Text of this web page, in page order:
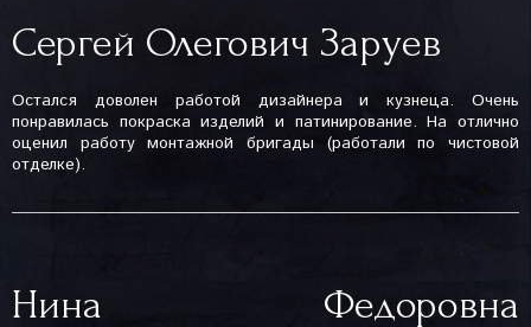
Сергей Олегович Заруев
Остался доволен работой дизайнера и кузнеца. Очень
понравилась покраска изделий и патинирование. На отлично
оценил работу монтажной бригады (работали по чистовой
отделке).
Нина Федоровна